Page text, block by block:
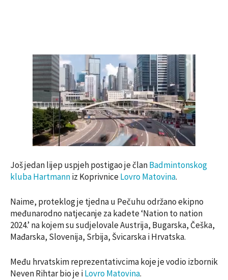
Još jedan lijep uspjeh postigao je članBadmintonskog
kluba Hartmanniz KoprivniceLovro Matovina.
Naime, proteklog je tjedna u Pečuhu održano ekipno
međunarodno natjecanje za kadete ‘Nation to nation
2024.’ na kojem su sudjelovale Austrija, Bugarska, Češka,
Mađarska, Slovenija, Srbija, Švicarska i Hrvatska.
Među hrvatskim reprezentativcima koje je vodio izbornik
Neven Rihtar bio je iLovro Matovina.